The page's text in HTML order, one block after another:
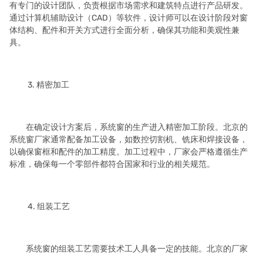
有专门的设计团队，负责根据市场需求和建筑特点进行产品研发。
通过计算机辅助设计（CAD）等软件，设计师可以在设计阶段对窗
体结构、配件和开关方式进行全面分析，确保其功能和美观性兼
具。
3. 精密加工
在确定设计方案后，系统窗的生产进入精密加工阶段。北京的
系统窗厂家通常配备加工设备，如数控切割机、铣床和焊接设备，
以确保窗框和配件的加工精度。加工过程中，厂家会严格遵循生产
标准，确保每一个零部件都符合国家和行业的相关规范。
4. 组装工艺
系统窗的组装工艺需要技术工人具备一定的技能。北京的厂家